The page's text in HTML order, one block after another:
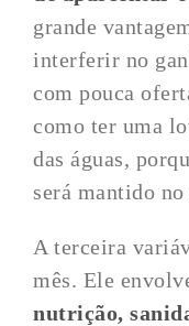
grande
interferir no
com pouca
como ter uma
das águas,
será mantido
A terceira
mês. Ele
nutrição,